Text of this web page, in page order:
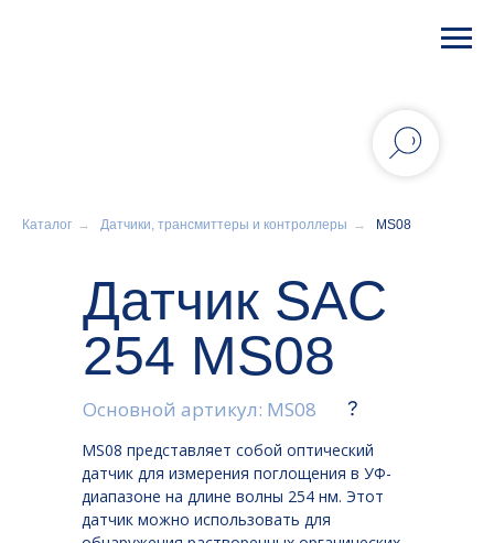
Каталог → Датчики, трансмиттеры и контроллеры → MS08
Датчик SAC
254 MS08
MS08 представляет собой оптический
датчик для измерения поглощения в УФ-
диапазоне на длине волны 254 нм. Этот
датчик можно использовать для
Основной артикул: MS08